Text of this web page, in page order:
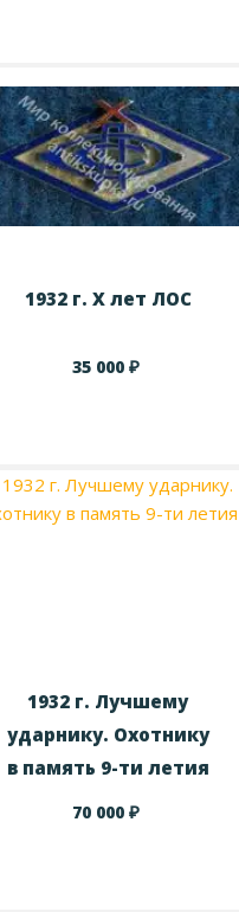
1932 г. X лет ЛОC
35 000₽
1932 г. Лучшему
ударнику. Охотнику
в память 9-ти летия
70 000₽